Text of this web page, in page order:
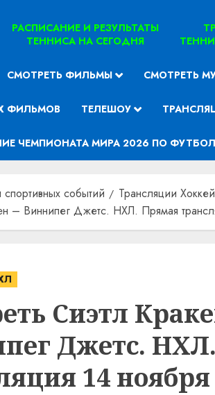
РАСПИСАНИЕ И РЕЗУЛЬТАТЫ
ТЕННИСА НА СЕГОДНЯ
СМОТРЕТЬ ФИЛЬМЫ СМОТРЕТЬ
ФИЛЬМОВ ТЕЛЕШОУ
ЧЕМПИОНАТА МИРА 2026 ПО
событий Трансляции Хоккей
– Виннипег Джетс. НХЛ. Прямая
Сиэтл
Джетс.
14 ноября